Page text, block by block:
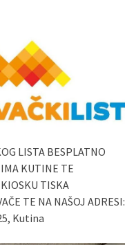
LISTA BESPLATNO
KUTINE TE
TISKA
TE NA NAŠOJ ADRESI:
Kutina